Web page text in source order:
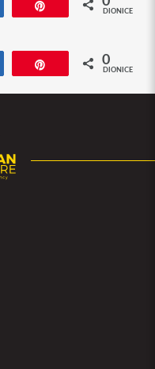
DIONICE
0
DIONICE